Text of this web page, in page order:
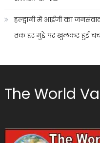
हल्द्वानी में आईजी का
तक हर मुद्दे पर खुलकर हुई
The World